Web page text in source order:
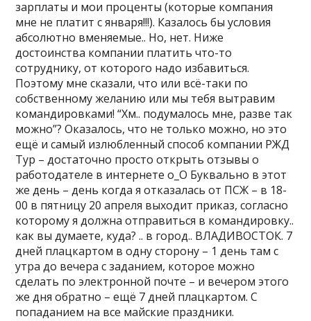
зарплаты и мои проценты (которые компания
мне не платит с января!!!). Казалось бы условия
абсолютно вменяемые.. Но, нет. Ниже
достоинства компании платить что-то
сотруднику, от которого надо избавиться.
Поэтому мне сказали, что или всё-таки по
собственному желанию или мы тебя вытравим
командировками! “Хм.. подумалось мне, разве так
можно”? Оказалось, что не только можно, но это
ещё и самый излюбленный способ компании РЖД
Тур – достаточно просто открыть отзывы о
работодателе в интернете о_О Буквально в этот
же день – день когда я отказалась от ПСЖ – в 18-
00 в пятницу 20 апреля выходит приказ, согласно
которому я должна отправиться в командировку..
как вы думаете, куда? .. в город.. ВЛАДИВОСТОК. 7
дней плацкартом в одну сторону – 1 день там с
утра до вечера с заданием, которое можно
сделать по электронной почте – и вечером этого
же дня обратно – ещё 7 дней плацкартом. С
попаданием на все майские праздники.